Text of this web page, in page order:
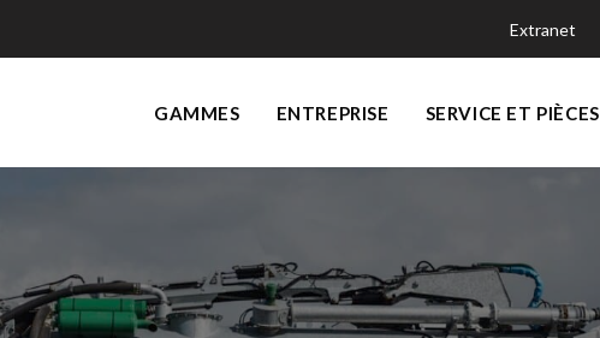
Extranet
GAMMES ENTREPRISE SERVICE ET PIÈCES